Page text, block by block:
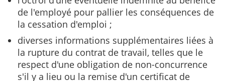
de l'employé pour pallier les conséquences de
la cessation d'emploi ;
diverses informations supplémentaires liées à
la rupture du contrat de travail, telles que le
respect d'une obligation de non-concurrence
s'il y a lieu ou la remise d'un certificat de